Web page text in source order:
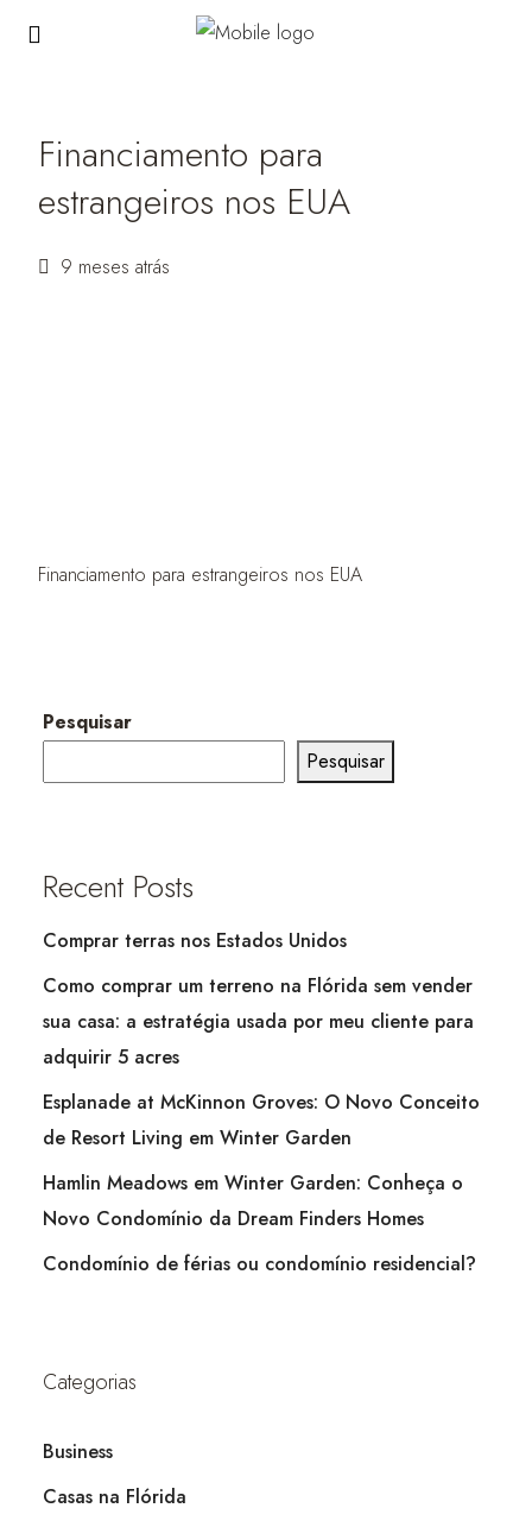
Financiamento para
estrangeiros nos EUA
9 meses atrás
Financiamento para estrangeiros nos EUA
Pesquisar
Pesquisar
Recent Posts
Comprar terras nos Estados Unidos
Como comprar um terreno na Flórida sem vender
sua casa: a estratégia usada por meu cliente para
adquirir 5 acres
Esplanade at McKinnon Groves: O Novo Conceito
de Resort Living em Winter Garden
Hamlin Meadows em Winter Garden: Conheça o
Novo Condomínio da Dream Finders Homes
Condomínio de férias ou condomínio residencial?
Categorias
Business
Casas na Flórida